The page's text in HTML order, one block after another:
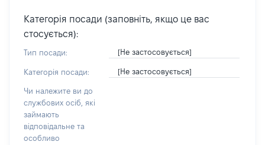
Категорія посади (заповніть, якщо це вас
стосується):
Тип посади: [Не застосовується]
Категорія посади: [Не застосовується]
Чи належите ви до
службових осіб, які
займають
відповідальне та
особливо